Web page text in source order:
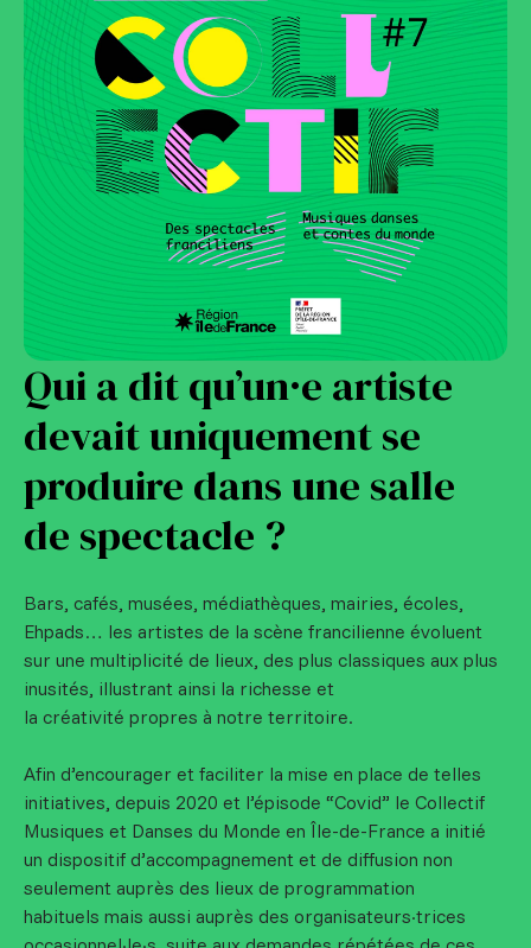
Qui a dit qu’un·e artiste
devait uniquement se
produire dans une salle
de spectacle ?
Bars, cafés, musées, médiathèques, mairies, écoles,
Ehpads… les artistes de la scène francilienne évoluent
sur une multiplicité de lieux, des plus classiques aux plus
inusités, illustrant ainsi la richesse et
la créativité propres à notre territoire.
Afin d’encourager et faciliter la mise en place de telles
initiatives, depuis 2020 et l’épisode “Covid” le Collectif
Musiques et Danses du Monde en Île-de-France a initié
un dispositif d’accompagnement et de diffusion non
seulement auprès des lieux de programmation
habituels mais aussi auprès des organisateurs·trices